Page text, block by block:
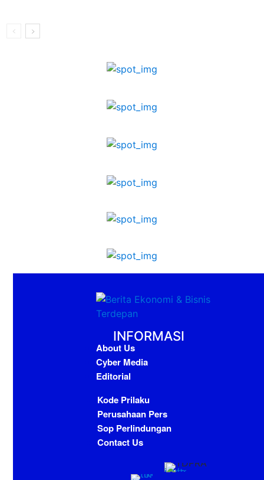
INFORMASI
About Us
Cyber Media
Editorial
Kode Prilaku
Perusahaan Pers
Sop Perlindungan
Contact Us